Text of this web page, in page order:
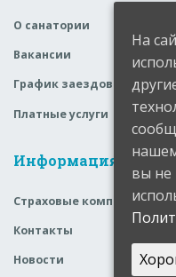
О санатории
Вакансии
График заездов
Платные услуги
Информация
Страховые компании
Контакты
Новости
На
вы не